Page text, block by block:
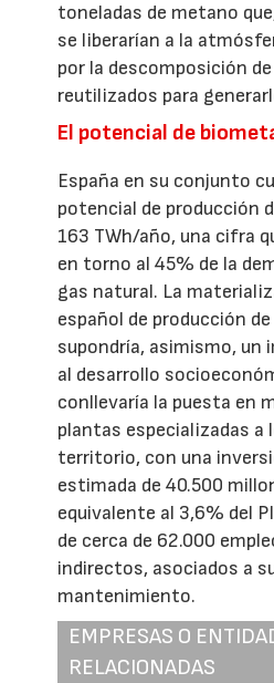
toneladas de metano
se liberarían a la
por la descomposición
reutilizados para
El potencial de
España en su conjunto
potencial de producción
163 TWh/año, una cifra
en torno al 45% de la
gas natural. La
español de producción
supondría, asimismo, un
al desarrollo
conllevaría la puesta en
plantas especializadas a
territorio, con una
estimada de 40.500
equivalente al 3,6% del
de cerca de 62.000
indirectos, asociados a
mantenimiento.
EMPRESAS O
RELACIONADAS